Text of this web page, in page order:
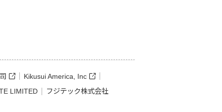
Kikusui America, Inc
LIMITED フジテック株式会社